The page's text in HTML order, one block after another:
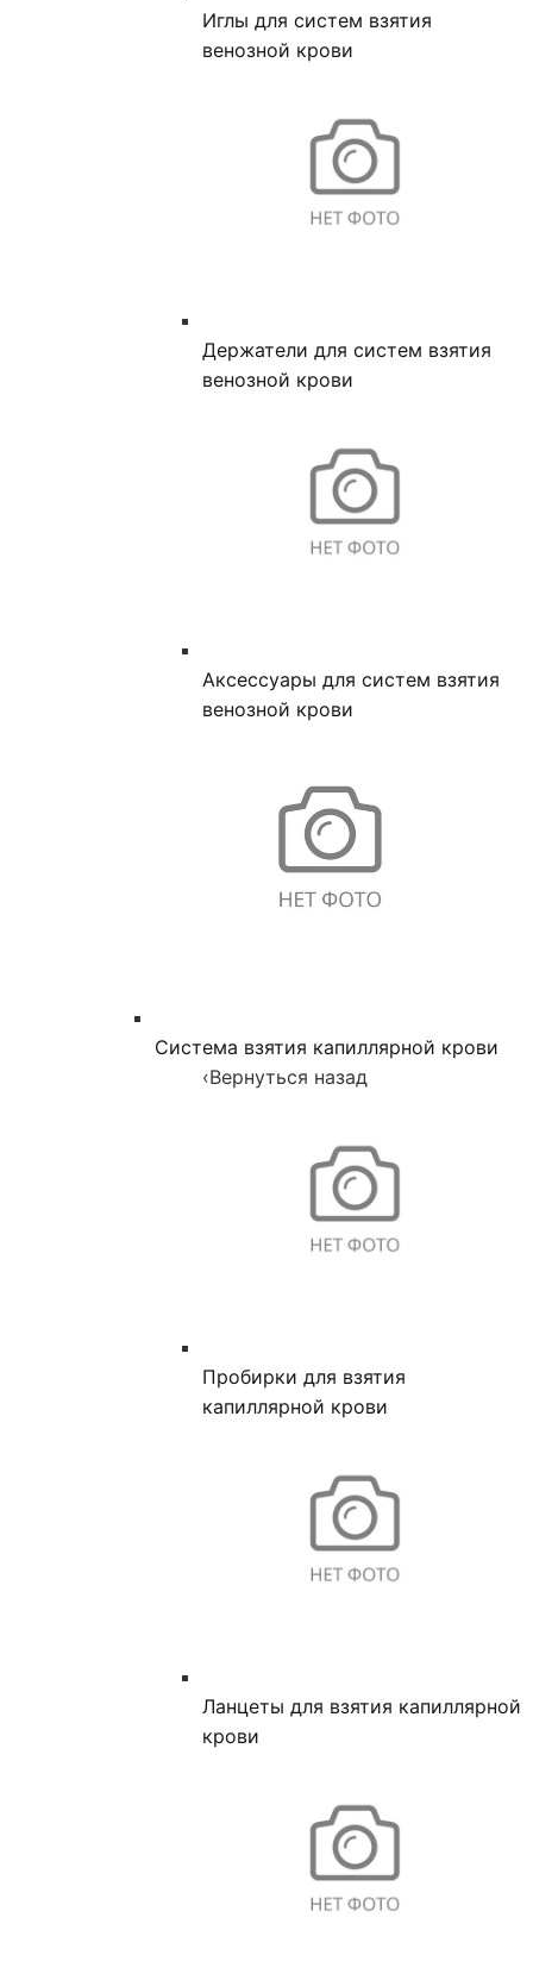
Иглы для систем взятия
венозной крови
Держатели для систем взятия
венозной крови
Аксессуары для систем взятия
венозной крови
Система взятия капиллярной крови
‹Вернуться назад
Пробирки для взятия
капиллярной крови
Ланцеты для взятия капиллярной
крови